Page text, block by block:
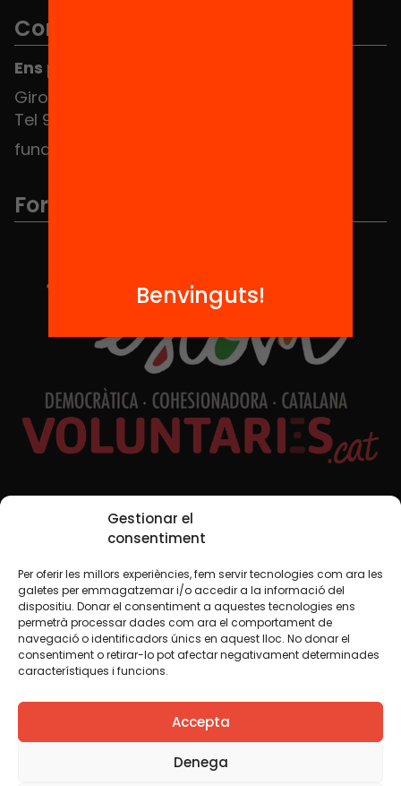
Gestionar el
consentiment
Per oferir les millors experiències, fem servir tecnologies com ara les
galetes per emmagatzemar i/o accedir a la informació del
dispositiu. Donar el consentiment a aquestes tecnologies ens
permetrà processar dades com ara el comportament de
navegació o identificadors únics en aquest lloc. No donar el
consentiment o retirar-lo pot afectar negativament determinades
característiques i funcions.
Accepta
Denega
Contacte
Ens pots trobar al Hub Social
Girona 34, interior 08010 Barcelona
Tel 934 588 700
fundacio@equitat.org
Formem part de...
Xarxes Socials
TWT YTB IG FB IN
Avís legalPolítica de cookies
Creiem que el coneixement s’ha de compartir. Per això
fem servir una llicència Creative Commons, llevat que en
algun material indiquem el contrari. Us animem a copiar,
redistribuir, remesclar o transformar i crear els continguts
Benvinguts!